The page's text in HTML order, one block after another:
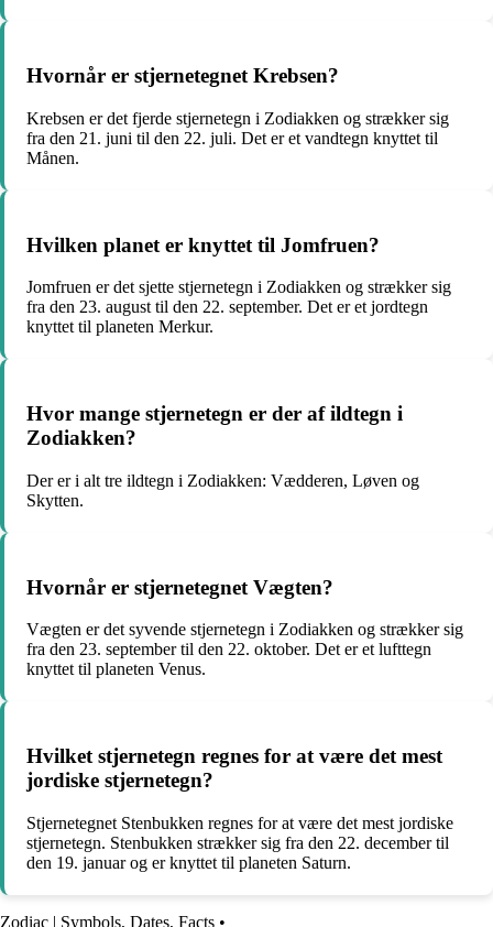
Hvornår er stjernetegnet Krebsen?
Krebsen er det fjerde stjernetegn i Zodiakken og strækker sig
fra den 21. juni til den 22. juli. Det er et vandtegn knyttet til
Månen.
Hvilken planet er knyttet til Jomfruen?
Jomfruen er det sjette stjernetegn i Zodiakken og strækker sig
fra den 23. august til den 22. september. Det er et jordtegn
knyttet til planeten Merkur.
Hvor mange stjernetegn er der af ildtegn i
Zodiakken?
Der er i alt tre ildtegn i Zodiakken: Vædderen, Løven og
Skytten.
Hvornår er stjernetegnet Vægten?
Vægten er det syvende stjernetegn i Zodiakken og strækker sig
fra den 23. september til den 22. oktober. Det er et lufttegn
knyttet til planeten Venus.
Hvilket stjernetegn regnes for at være det mest
jordiske stjernetegn?
Stjernetegnet Stenbukken regnes for at være det mest jordiske
stjernetegn. Stenbukken strækker sig fra den 22. december til
den 19. januar og er knyttet til planeten Saturn.
Zodiac | Symbols, Dates, Facts •